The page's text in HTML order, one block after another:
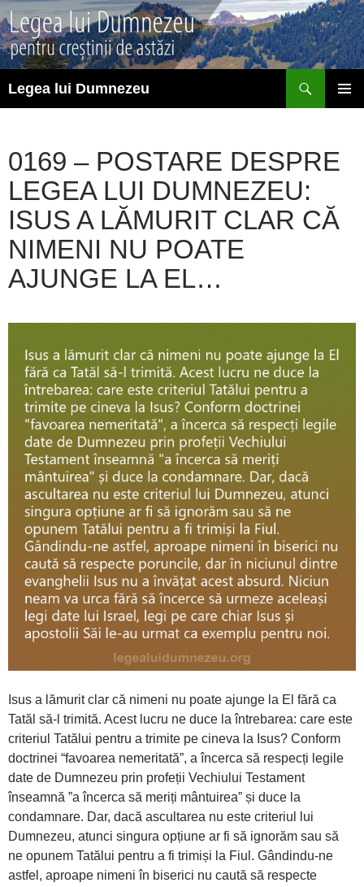
Sari
la
conținut
Legea lui Dumnezeu
0169 – POSTARE DESPRE
LEGEA LUI DUMNEZEU:
ISUS A LĂMURIT CLAR CĂ
NIMENI NU POATE
AJUNGE LA EL…
Isus a lămurit clar că nimeni nu poate ajunge la El fără ca
Tatăl să-l trimită. Acest lucru ne duce la întrebarea: care este
criteriul Tatălui pentru a trimite pe cineva la Isus? Conform
doctrinei “favoarea nemeritată”, a încerca să respecți legile
date de Dumnezeu prin profeții Vechiului Testament
înseamnă ”a încerca să meriți mântuirea” și duce la
condamnare. Dar, dacă ascultarea nu este criteriul lui
Dumnezeu, atunci singura opțiune ar fi să ignorăm sau să
ne opunem Tatălui pentru a fi trimiși la Fiul. Gândindu-ne
astfel, aproape nimeni în biserici nu caută să respecte